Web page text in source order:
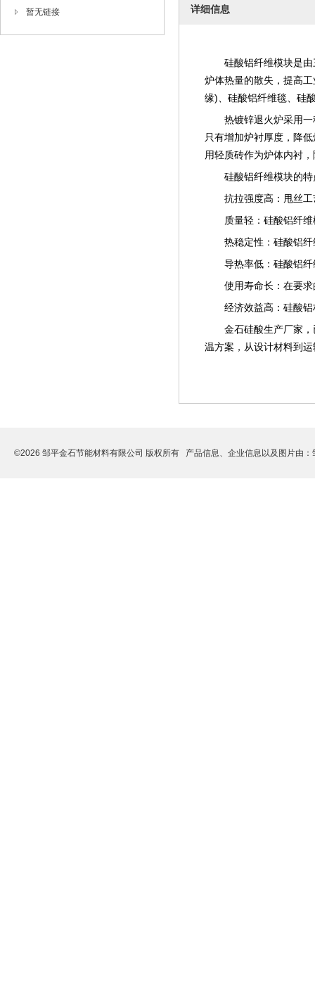
暂无链接 详细信息
硅酸铝纤维模块是
炉体热量的散失，提高
缘)、硅酸铝纤维毯、硅
热镀锌退火炉采用
只有增加炉衬厚度，降
用轻质砖作为炉体内衬
硅酸铝纤维模块的特
抗拉强度高：甩丝
质量轻：硅酸铝纤
热稳定性：硅酸铝
导热率低：硅酸铝
使用寿命长：在要
经济效益高：硅酸
金石硅酸生产厂家
温方案，从设计材料到
©2026 邹平金石节能材料有限公司 版权所有 产品信息、企业信息以及图片由